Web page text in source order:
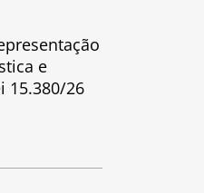
e
15.380/26